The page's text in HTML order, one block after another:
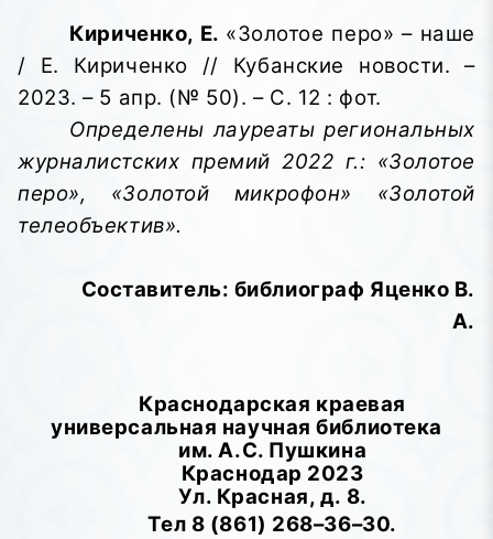
Кириченко, Е. «Золотое перо» – наше
/ Е. Кириченко // Кубанские новости. –
2023. – 5 апр. (№ 50). – С. 12 : фот.
Определены лауреаты региональных
журналистских премий 2022 г.: «Золотое
перо», «Золотой микрофон» «Золотой
телеобъектив».
Составитель: библиограф Яценко В.
А.
Краснодарская краевая
универсальная научная библиотека
им. А.С. Пушкина
Краснодар 2023
Ул. Красная, д. 8.
Тел 8 (861) 268–36–30.